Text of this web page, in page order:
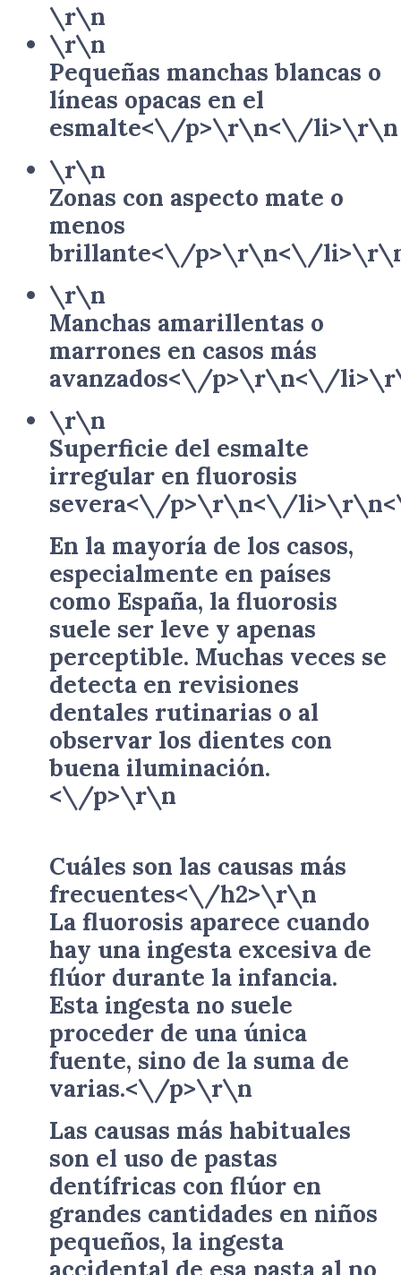
\r\n
\r\n
Pequeñas manchas blancas o
líneas opacas en el
esmalte<\/p>\r\n<\/li>\r\n
\r\n
Zonas con aspecto mate o
menos
brillante<\/p>\r\n<\/
\r\n
Manchas amarillentas o
marrones en casos más
avanzados<\/p>\r\n<\/
\r\n
Superficie del esmalte
irregular en fluorosis
severa<\/p>\r\n<\/
En la mayoría de los casos,
especialmente en países
como España, la fluorosis
suele ser leve y apenas
perceptible. Muchas veces se
detecta en revisiones
dentales rutinarias o al
observar los dientes con
buena iluminación.
<\/p>\r\n
Cuáles son las causas más
frecuentes<\/h2>\r\n
La fluorosis aparece cuando
hay una ingesta excesiva de
flúor durante la infancia.
Esta ingesta no suele
proceder de una única
fuente, sino de la suma de
varias.<\/p>\r\n
Las causas más habituales
son el uso de pastas
dentífricas con flúor en
grandes cantidades en niños
pequeños, la ingesta
accidental de esa pasta al no